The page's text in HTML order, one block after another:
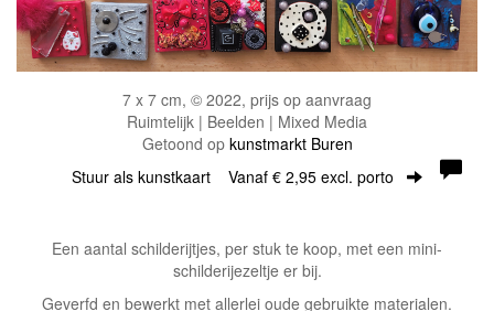
7 x 7 cm, © 2022, prijs op aanvraag
Ruimtelijk | Beelden | Mixed Media
Getoond op kunstmarkt Buren
Stuur als kunstkaart Vanaf € 2,95 excl. porto
Een aantal schilderijtjes, per stuk te koop, met een mini-
schilderijezeltje er bij.
Geverfd en bewerkt met allerlei oude gebruikte materialen.